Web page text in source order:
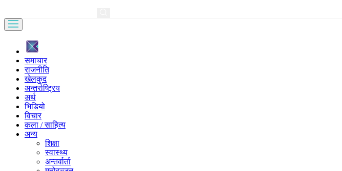
समाचार
राजनीति
खेलकुद
अन्तर्राष्ट्रिय
अर्थ
भिडियो
विचार
कला / साहित्य
अन्य
शिक्षा
स्वास्थ्य
अन्तर्वार्ता